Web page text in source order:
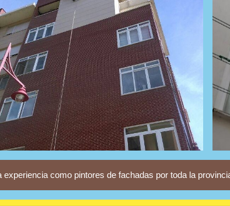
como pintores de fachadas por toda la